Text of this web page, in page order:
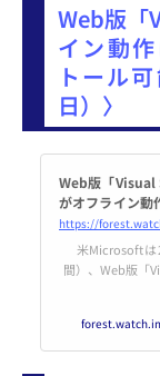
Web版「
イン動
トール
日）〉
Web版「Visual
がオフライン動
としてインス
定サイズ以下
テンツを自動
索・定義移動も
米Microsoftは
間）、Web版「
OSへインスト
なったと発表し